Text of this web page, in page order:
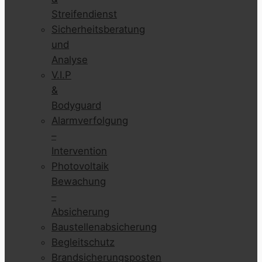
Streifendienst
Sicherheitsberatung
und
Analyse
V.I.P
&
Bodyguard
Alarmverfolgung
–
Intervention
Photovoltaik
Bewachung
–
Absicherung
Baustellenabsicherung
Begleitschutz
Brandsicherungsposten